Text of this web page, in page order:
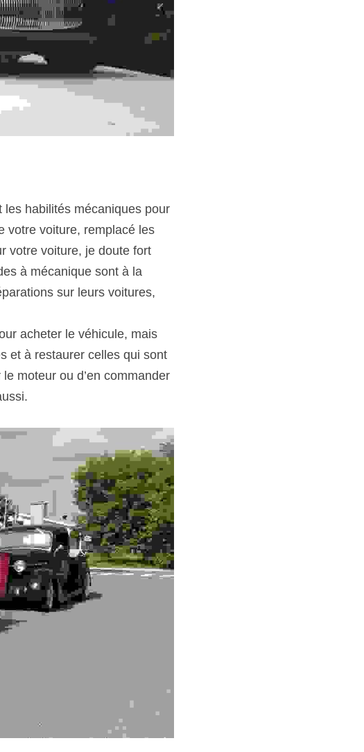
habilités mécaniques pour
votre voiture, remplacé les
votre voiture, je doute fort
à mécanique sont à la
sur leurs voitures,
acheter le véhicule, mais
et à restaurer celles qui sont
moteur ou d’en commander